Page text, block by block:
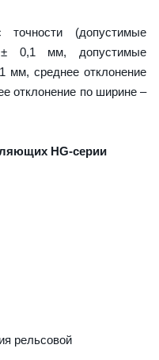
(допустимые
± 0,1 мм, допустимые
мм, среднее отклонение
отклонение по ширине –
HG-серии
рельсовой